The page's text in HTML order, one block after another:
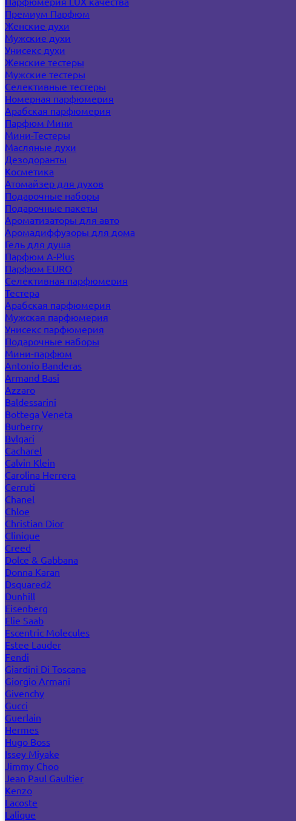
Премиум Парфюм
Женские духи
Мужские духи
Унисекс духи
Женские тестеры
Мужские тестеры
Селективные тестеры
Номерная парфюмерия
Арабская парфюмерия
Парфюм Мини
Мини-Тестеры
Масляные духи
Дезодоранты
Косметика
Атомайзер для духов
Подарочные наборы
Подарочные пакеты
Ароматизаторы для авто
Аромадиффузоры для дома
Гель для душа
Парфюм A-Plus
Парфюм EURO
Селективная парфюмерия
Тестера
Арабская парфюмерия
Мужская парфюмерия
Унисекс парфюмерия
Подарочные наборы
Мини-парфюм
Antonio Banderas
Armand Basi
Azzaro
Baldessarini
Bottega Veneta
Burberry
Bvlgari
Cacharel
Calvin Klein
Carolina Herrera
Cerruti
Chanel
Chloe
Christian Dior
Clinique
Creed
Dolce & Gabbana
Donna Karan
Dsquared2
Dunhill
Eisenberg
Elie Saab
Escentric Molecules
Estee Lauder
Fendi
Giardini Di Toscana
Giorgio Armani
Givenchy
Gucci
Guerlain
Hermes
Hugo Boss
Issey Miyake
Jimmy Choo
Jean Paul Gaultier
Kenzo
Lacoste
Lalique